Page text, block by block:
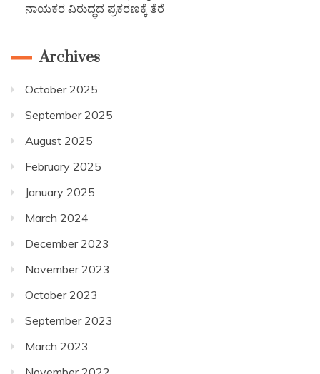
ನಾಯಕರ ವಿರುದ್ಧದ ಪ್ರಕರಣಕ್ಕೆ ತೆರೆ
Archives
October 2025
September 2025
August 2025
February 2025
January 2025
March 2024
December 2023
November 2023
October 2023
September 2023
March 2023